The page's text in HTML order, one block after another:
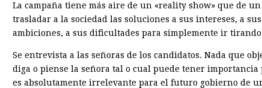
La campaña tiene más aire de un «reality show» que de
trasladar a la sociedad las soluciones a sus intereses, a
ambiciones, a sus dificultades para simplemente ir
Se entrevista a las señoras de los candidatos. Nada que
diga o piense la señora tal o cual puede tener importancia
es absolutamente irrelevante para el futuro gobierno de